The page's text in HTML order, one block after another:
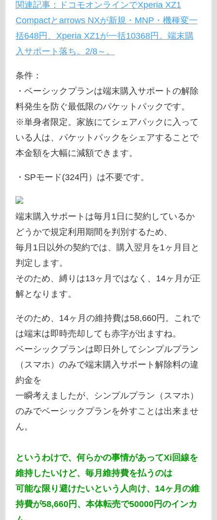
関連記事：ドコモオンラインでXperia XZ1
Compactとarrows NXが新規・MNP・機種変一
括648円、Xperia XZ1が一括10368円。端末購
入サポート落ち。2/8～。
条件：
・ベーシックプランは端末購入サポートの解除
料発生を防ぐ最低限のパケットパックです。
※単身者限定。家族にてシェアパックに入って
いる人は、パケットパックをシェアすることで
本金額を大幅に減額できます。
・SPモード(324円）は不要です。
端末購入サポートは毎月1日に契約しているか
どうかで規定利用期間を判別するため、
毎月1日以外の契約では、購入翌月を1ヶ月目と
判定します。
そのため、縛りは13ヶ月ではなく、14ヶ月が正
解となります。
そのため、14ヶ月の維持費は58,660円。これで
は端末は即時売却しても赤字が出ますね。
ベーシックプランは即日外してシンプルプラン
（スマホ）のみで端末購入サポート解除料の違
約金を
一瞬考えましたが、シンプルプラン（スマホ）
のみでベーシックプランを外すことは出来ませ
ん。
というわけで、何らかの事情があってXi回線を
維持したいけど、毎月維持費を払うのは
可能な限り避けたいという人向け、14ヶ月の維
持費が58,660円、本体転売で50000円のインカ